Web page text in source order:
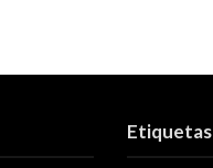
Etiquetas